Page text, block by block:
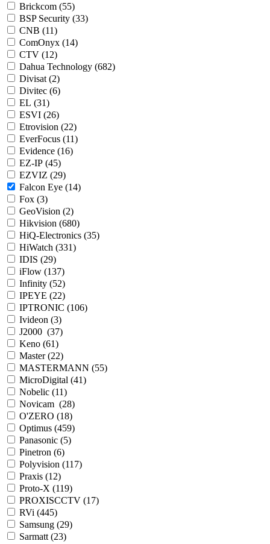
Brickcom (55)
BSP Security (33)
CNB (11)
ComOnyx (14)
CTV (12)
Dahua Technology (682)
Divisat (2)
Divitec (6)
EL (31)
ESVI (26)
Etrovision (22)
EverFocus (11)
Evidence (16)
EZ-IP (45)
EZVIZ (29)
Falcon Eye (14)
Fox (3)
GeoVision (2)
Hikvision (680)
HiQ-Electronics (35)
HiWatch (331)
IDIS (29)
iFlow (137)
Infinity (52)
IPEYE (22)
IPTRONIC (106)
Ivideon (3)
J2000 (37)
Keno (61)
Master (22)
MASTERMANN (55)
MicroDigital (41)
Nobelic (11)
Novicam (28)
O'ZERO (18)
Optimus (459)
Panasonic (5)
Pinetron (6)
Polyvision (117)
Praxis (12)
Proto-X (119)
PROXISCCTV (17)
RVi (445)
Samsung (29)
Sarmatt (23)